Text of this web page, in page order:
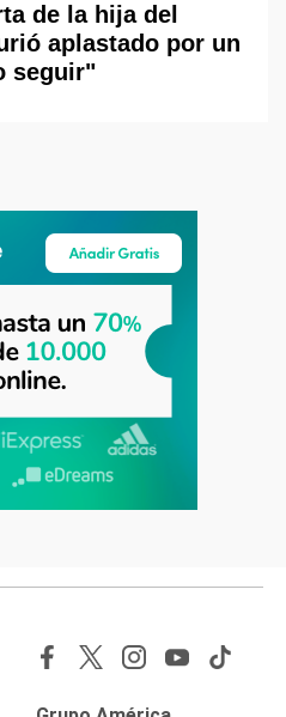
de la hija del
aplastado por un
seguir"